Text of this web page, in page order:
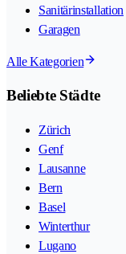
Sanitärinstallation
Garagen
Alle Kategorien
Beliebte Städte
Zürich
Genf
Lausanne
Bern
Basel
Winterthur
Lugano